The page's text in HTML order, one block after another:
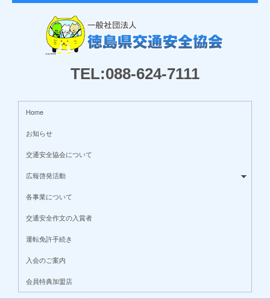
TEL:088-624-7111
Home
お知らせ
交通安全協会について
広報啓発活動
各事業について
交通安全作文の入賞者
運転免許手続き
入会のご案内
会員特典加盟店